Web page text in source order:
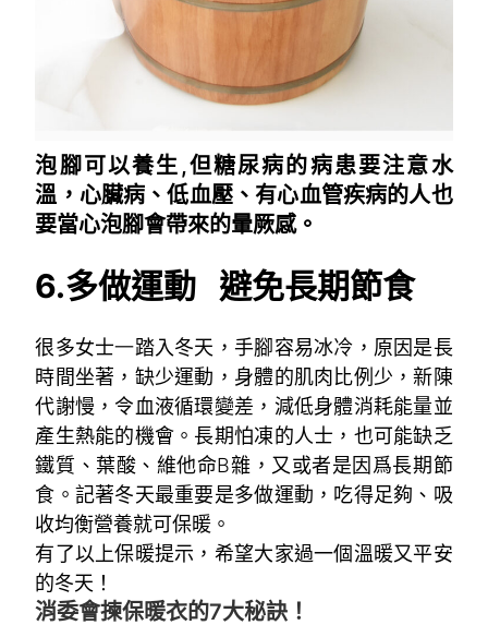
泡腳可以養生,但糖尿病的病患要注意水
溫，心臟病、低血壓、有心血管疾病的人也
要當心泡腳會帶來的暈厥感。
6.多做運動 避免長期節食
很多女士一踏入冬天，手腳容易冰冷，原因是長
時間坐著，缺少運動，身體的肌肉比例少，新陳
代謝慢，令血液循環變差，減低身體消耗能量並
產生熱能的機會。長期怕凍的人士，也可能缺乏
鐵質、葉酸、維他命B雜，又或者是因爲長期節
食。記著冬天最重要是多做運動，吃得足夠、吸
收均衡營養就可保暖。
有了以上保暖提示，希望大家過一個溫暖又平安
的冬天！
消委會揀保暖衣的7大秘訣！